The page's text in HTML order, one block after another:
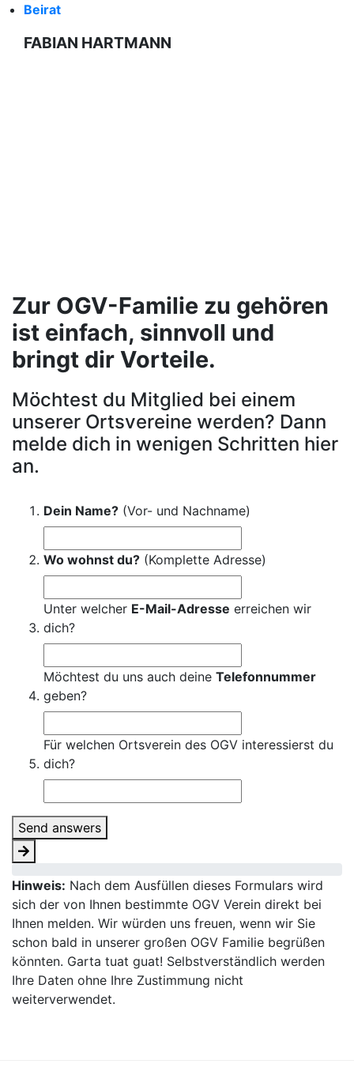
Beirat
FABIAN HARTMANN
Zur OGV-Familie zu gehören
ist einfach, sinnvoll und
bringt dir Vorteile.
Möchtest du Mitglied bei einem
unserer Ortsvereine werden? Dann
melde dich in wenigen Schritten hier
an.
Dein Name? (Vor- und Nachname)
Wo wohnst du? (Komplette Adresse)
Unter welcher E-Mail-Adresse erreichen wir
dich?
Möchtest du uns auch deine Telefonnummer
geben?
Für welchen Ortsverein des OGV interessierst du
dich?
Send answers
Hinweis: Nach dem Ausfüllen dieses Formulars wird
sich der von Ihnen bestimmte OGV Verein direkt bei
Ihnen melden. Wir würden uns freuen, wenn wir Sie
schon bald in unserer großen OGV Familie begrüßen
könnten. Garta tuat guat! Selbstverständlich werden
Ihre Daten ohne Ihre Zustimmung nicht
weiterverwendet.